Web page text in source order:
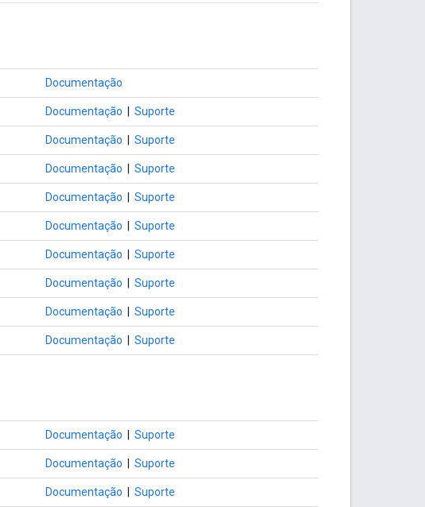
Documentação
Documentação Suporte
Documentação Suporte
Documentação Suporte
Documentação Suporte
Documentação Suporte
Documentação Suporte
Documentação Suporte
Documentação Suporte
Documentação Suporte
Documentação Suporte
Documentação Suporte
Documentação Suporte